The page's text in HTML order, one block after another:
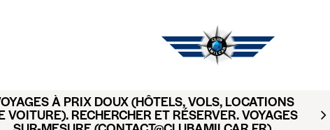
DÉCOUVRIR AMILCAR MAGAZINE GROUP - 35
MAGAZINES. ACHAT À L'UNITÉ OU ABONNEMENT.